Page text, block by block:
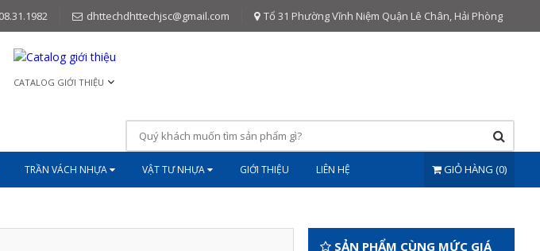
dhttechdhttechjsc@gmail.com Tổ 31 Phường Vĩnh Niệm Quận Lê Chân, Hải Phòng
CATALOG GIỚI THIỆU
TRẦN VÁCH NHỰA VẬT TƯ NHỰA GIỚI THIỆU LIÊN HỆ GIỎ HÀNG (0)
SẢN PHẨM CÙNG MỨC GIÁ